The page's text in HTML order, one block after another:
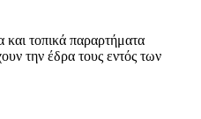
τοπικά παραρτήματα
την έδρα τους εντός των